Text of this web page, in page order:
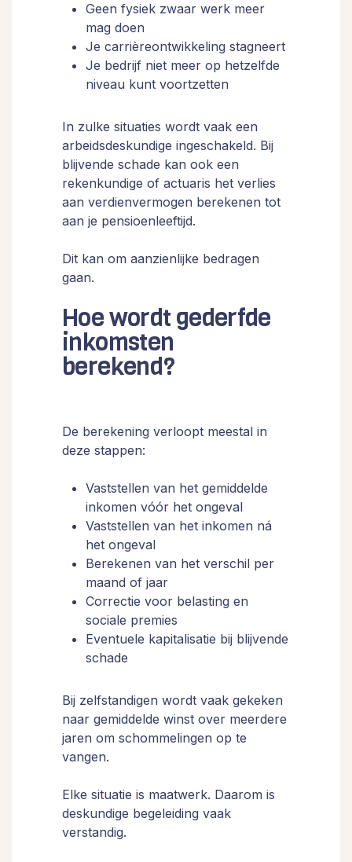
Geen fysiek zwaar werk meer
mag doen
Je carrièreontwikkeling stagneert
Je bedrijf niet meer op hetzelfde
niveau kunt voortzetten
In zulke situaties wordt vaak een
arbeidsdeskundige ingeschakeld. Bij
blijvende schade kan ook een
rekenkundige of actuaris het verlies
aan verdienvermogen berekenen tot
aan je pensioenleeftijd.
Dit kan om aanzienlijke bedragen
gaan.
Hoe wordt gederfde
inkomsten
berekend?
De berekening verloopt meestal in
deze stappen:
Vaststellen van het gemiddelde
inkomen vóór het ongeval
Vaststellen van het inkomen ná
het ongeval
Berekenen van het verschil per
maand of jaar
Correctie voor belasting en
sociale premies
Eventuele kapitalisatie bij blijvende
schade
Bij zelfstandigen wordt vaak gekeken
naar gemiddelde winst over meerdere
jaren om schommelingen op te
vangen.
Elke situatie is maatwerk. Daarom is
deskundige begeleiding vaak
verstandig.